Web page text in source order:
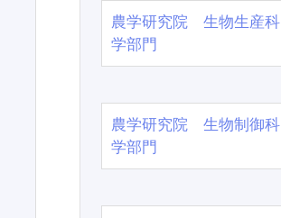
農学研究院 生物生産科
学部門
農学研究院 生物制御科
学部門